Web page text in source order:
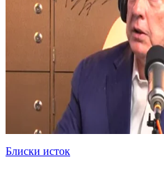
Блиски исток